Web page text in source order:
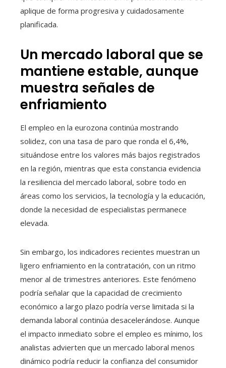
aplique de forma progresiva y cuidadosamente
planificada.
Un mercado laboral que se
mantiene estable, aunque
muestra señales de
enfriamiento
El empleo en la eurozona continúa mostrando
solidez, con una tasa de paro que ronda el 6,4%,
situándose entre los valores más bajos registrados
en la región, mientras que esta constancia evidencia
la resiliencia del mercado laboral, sobre todo en
áreas como los servicios, la tecnología y la educación,
donde la necesidad de especialistas permanece
elevada.
Sin embargo, los indicadores recientes muestran un
ligero enfriamiento en la contratación, con un ritmo
menor al de trimestres anteriores. Este fenómeno
podría señalar que la capacidad de crecimiento
económico a largo plazo podría verse limitada si la
demanda laboral continúa desacelerándose. Aunque
el impacto inmediato sobre el empleo es mínimo, los
analistas advierten que un mercado laboral menos
dinámico podría reducir la confianza del consumidor